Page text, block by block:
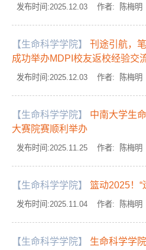
发布时间:2025.12.03 作者: 陈梅
【生命科学学院】
刊途引航，
成功举办MDPI校友返校经验交
发布时间:2025.12.03 作者: 陈梅
【生命科学学院】
中南大学生
大赛院赛顺利举办
发布时间:2025.11.25 作者: 陈梅
【生命科学学院】 篮动2025！“
发布时间:2025.11.04 作者: 陈梅
【生命科学学院】
生命科学学